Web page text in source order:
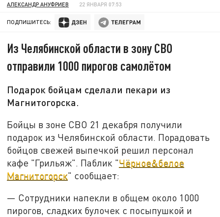
АЛЕКСАНДР АНУФРИЕВ 22 ЯНВАРЯ 07:53
ПОДПИШИТЕСЬ:
Из Челябинской области в зону СВО
отправили 1000 пирогов самолётом
Подарок бойцам сделали пекари из
Магнитогорска.
Бойцы в зоне СВО 21 декабря получили
подарок из Челябинской области. Порадовать
бойцов свежей выпечкой решил персонал
кафе "Грильяж". Паблик "Чёрное&белое
Магнитогорск" сообщает:
— Сотрудники напекли в общем около 1000
пирогов, сладких булочек с посыпушкой и